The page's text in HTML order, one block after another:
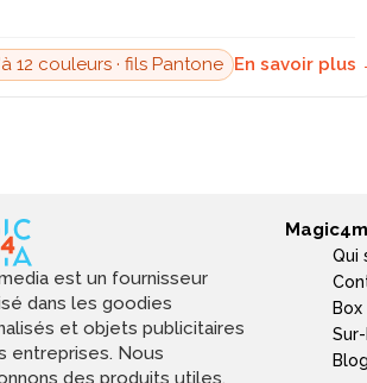
12 couleurs · fils Pantone En savoir plus
est un fournisseur
dans les goodies
et objets publicitaires
entreprises. Nous
des produits utiles,
Qui
Blog